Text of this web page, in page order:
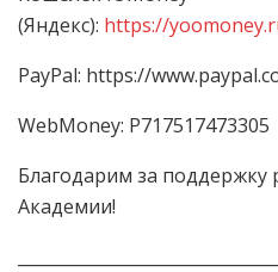
(Яндекс): https://
PayPal: https://
WebMoney: P717517473305
Благодарим за
Академии!